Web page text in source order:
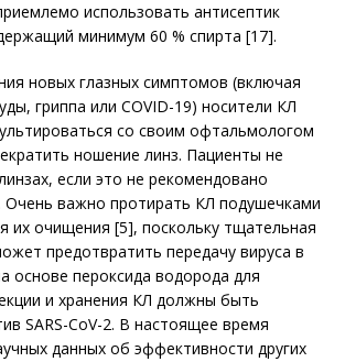
использовать антисептик
минимум 60 % спирта [17].
новых глазных симп­томов (включая
гриппа или COVID-19) носители КЛ
со своим офтальмологом
ношение линз. Пациенты не
если это не рекомендовано
важно протирать КЛ подушечками
их очищения [5], поскольку тщательная
предот­вратить передачу вируса в
основе пер­оксида водорода для
и хранения КЛ должны быть
SARS-CoV-2. В настоящее время
данных об эффективности других